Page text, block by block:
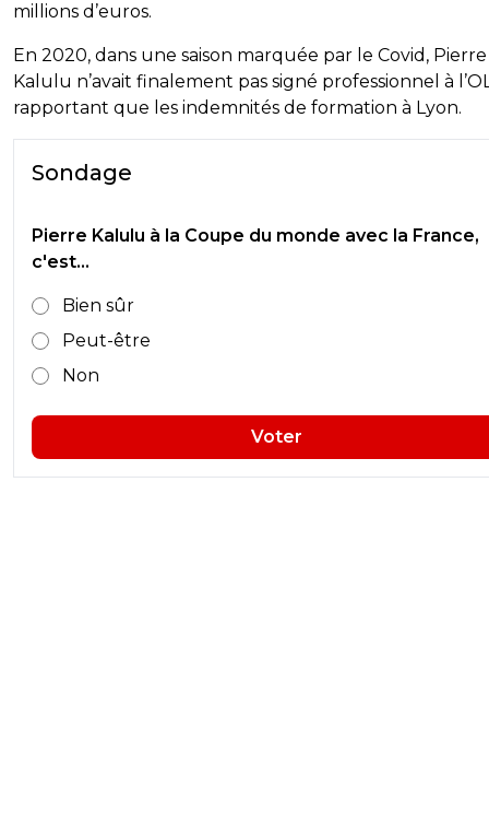
millions d’euros.
En 2020, dans une saison marquée par le Covid, Pierre
Kalulu n’avait finalement pas signé professionnel à
rapportant que les indemnités de formation à Lyon.
Sondage
Pierre Kalulu à la Coupe du monde avec la France,
c'est...
Bien sûr
Peut-être
Non
Voter